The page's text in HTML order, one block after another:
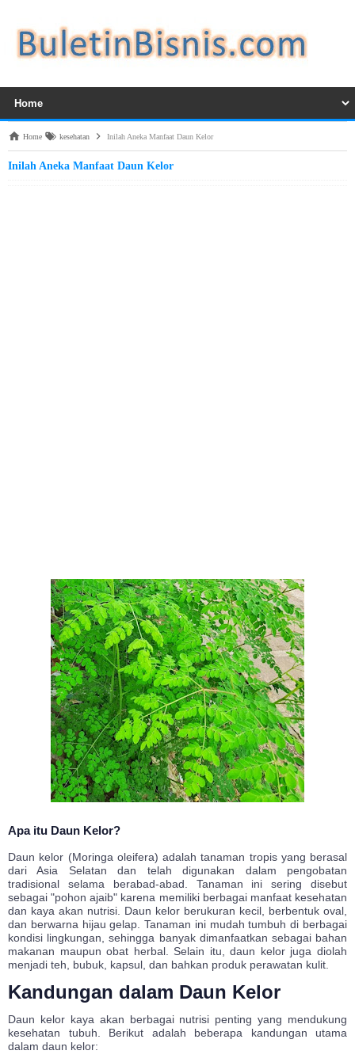
Home kesehatan Inilah Aneka Manfaat Daun Kelor
Inilah Aneka Manfaat Daun Kelor
Apa itu Daun Kelor?
Daun kelor (Moringa oleifera) adalah tanaman tropis yang berasal
dari Asia Selatan dan telah digunakan dalam pengobatan
tradisional selama berabad-abad. Tanaman ini sering disebut
sebagai "pohon ajaib" karena memiliki berbagai manfaat kesehatan
dan kaya akan nutrisi. Daun kelor berukuran kecil, berbentuk oval,
dan berwarna hijau gelap. Tanaman ini mudah tumbuh di berbagai
kondisi lingkungan, sehingga banyak dimanfaatkan sebagai bahan
makanan maupun obat herbal. Selain itu, daun kelor juga diolah
menjadi teh, bubuk, kapsul, dan bahkan produk perawatan kulit.
Kandungan dalam Daun Kelor
Daun kelor kaya akan berbagai nutrisi penting yang mendukung
kesehatan tubuh. Berikut adalah beberapa kandungan utama
dalam daun kelor: